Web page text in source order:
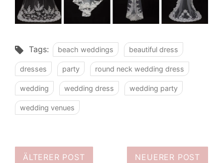
Tags: beach weddings beautiful dress
dresses party round neck wedding dress
wedding wedding dress wedding party
wedding venues
ÄLTERER POST NEUERER POST